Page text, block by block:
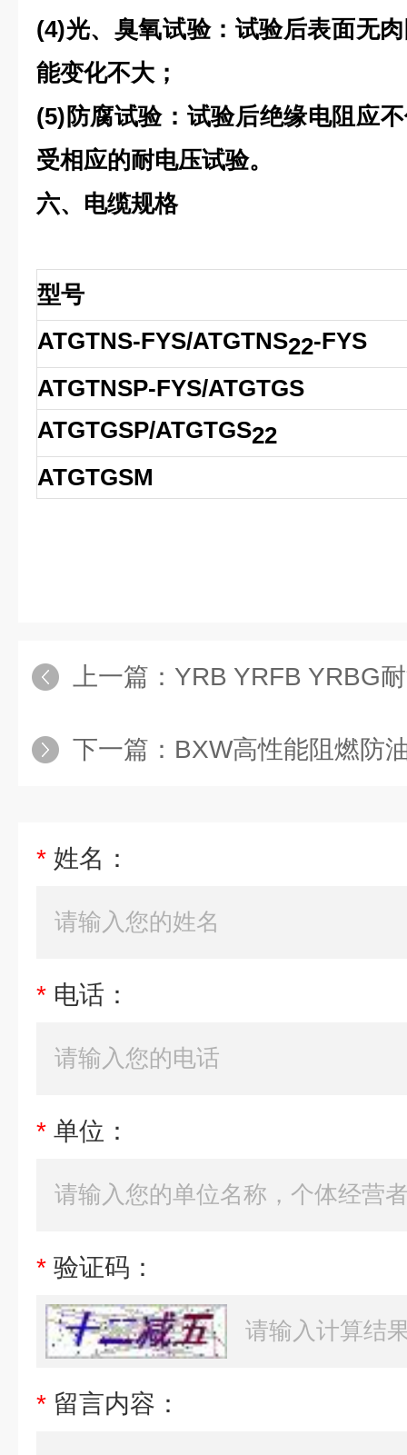
(4)光、臭氧试验：试验后表面无
能变化不大；
(5)防腐试验：试验后绝缘电阻应
受相应的耐电压试验。
六、电缆规格
型号
ATGTNS-FYS/ATGTNS22-FYS
ATGTNSP-FYS/ATGTGS
ATGTGSP/ATGTGS22
ATGTGSM
上一篇： YRB YRFB YRBG
下一篇： BXW高性能阻燃防
* 姓名：
* 电话：
* 单位：
* 验证码：
* 留言内容：